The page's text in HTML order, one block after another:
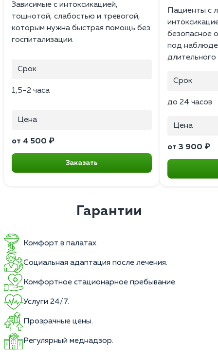
Зависимые с интоксикацией,
тошнотой, слабостью и тревогой,
которым нужна быстрая помощь без
госпитализации.
Срок
1,5–2 часа
Цена
от 4 500 ₽
Заказать
Пациенты с
безопасное
под
Срок
до 24 часов
Цена
от 3 900 ₽
Гарантии
Комфорт в палатах.
Социальная адаптация после лечения.
Комфортное стационарное пребывание.
Услуги 24/7.
Прозрачные цены.
Регулярный меднадзор.